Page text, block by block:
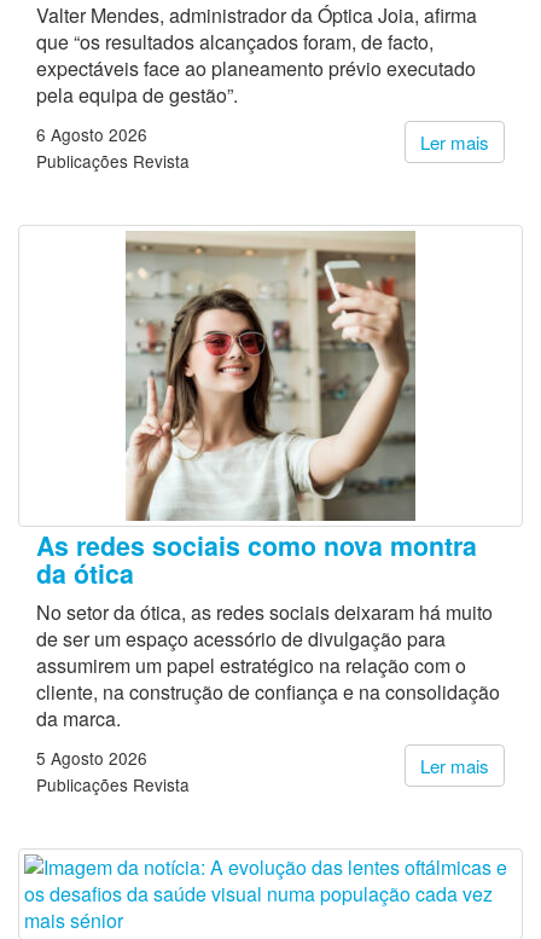
Valter Mendes, administrador da Óptica Joia, afirma
que “os resultados alcançados foram, de facto,
expectáveis face ao planeamento prévio executado
pela equipa de gestão”.
Ler mais
6 Agosto 2026
Publicações Revista
As redes sociais como nova montra
da ótica
No setor da ótica, as redes sociais deixaram há muito
de ser um espaço acessório de divulgação para
assumirem um papel estratégico na relação com o
cliente, na construção de confiança e na consolidação
da marca.
Ler mais
5 Agosto 2026
Publicações Revista